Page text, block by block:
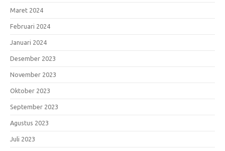
Maret 2024
Februari 2024
Januari 2024
Desember 2023
November 2023
Oktober 2023
September 2023
Agustus 2023
Juli 2023